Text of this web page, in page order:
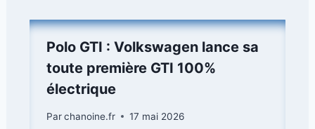
Polo GTI : Volkswagen lance sa
toute première GTI 100%
électrique
Parchanoine.fr 17 mai 2026